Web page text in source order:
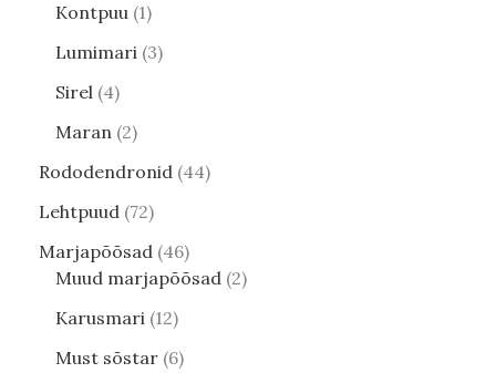
Kontpuu 1
Lumimari 3
Sirel 4
Maran 2
Rododendronid 44
Lehtpuud 72
Marjapõõsad 46
Muud marjapõõsad 2
Karusmari 12
Must sõstar 6